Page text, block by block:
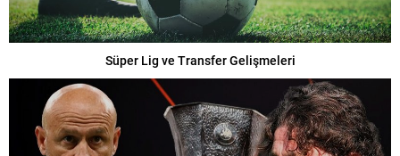
Süper Lig ve Transfer Gelişmeleri